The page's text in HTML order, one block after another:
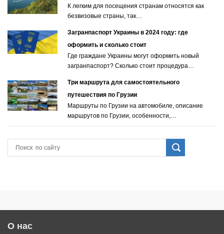
К легким для посещения странам относятся как
безвизовые страны, так…
Загранпаспорт Украины в 2024 году: где
оформить и сколько стоит
Где граждане Украины могут оформить новый
загранпаспорт? Сколько стоит процедура…
Три маршрута для самостоятельного
путешествия по Грузии
Маршруты по Грузии на автомобиле, описание
маршрутов по Грузии, особенности,…
О нас